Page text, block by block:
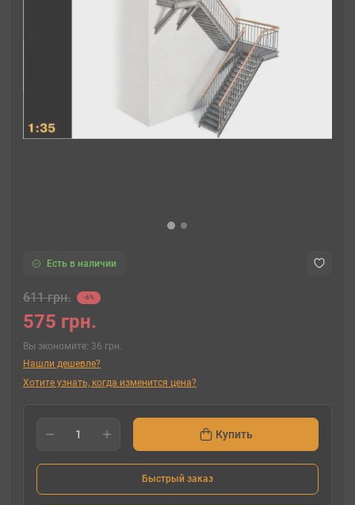
Есть в наличии
611 грн. -6%
575 грн.
Вы экономите: 36 грн.
Нашли дешевле?
Хотите узнать, когда изменится цена?
Купить
Быстрый заказ